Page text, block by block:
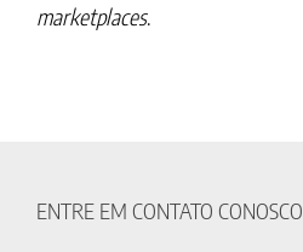
marketplaces.
ENTRE EM CONTATO CONOSCO